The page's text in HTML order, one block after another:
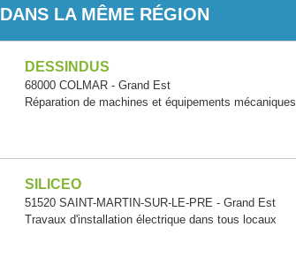
DANS LA MÊME RÉGION
DESSINDUS
68000 COLMAR - Grand Est
Réparation de machines et équipements mécaniques
SILICEO
51520 SAINT-MARTIN-SUR-LE-PRE - Grand Est
Travaux d'installation électrique dans tous locaux